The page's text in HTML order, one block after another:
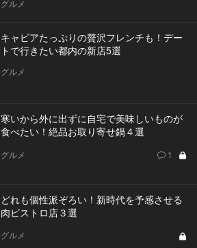
グルメ
キャビアたっぷりの贅沢フレンチも！デー
トで行きたい都内の新店5選
グルメ
寒いから外に出ずに自宅で美味しいものが
食べたい！絶品お取り寄せ鍋４選
グルメ 1
どれも個性派ぞろい！新時代を予感させる
肉ビストロ店３選
グルメ